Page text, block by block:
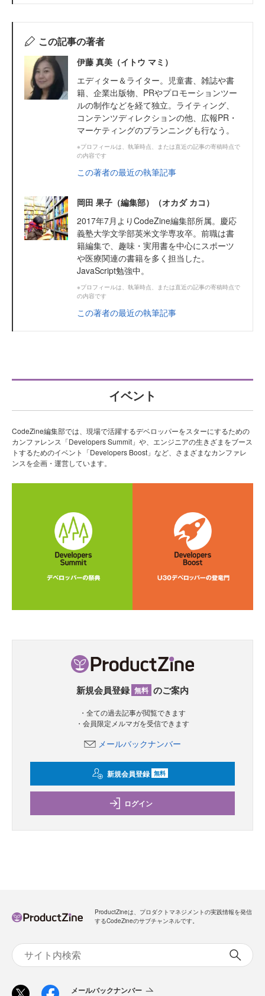
この記事の著者
伊藤 真美（イトウ マミ）
エディター＆ライター。児童書、雑誌や書
籍、企業出版物、PRやプロモーションツー
ルの制作などを経て独立。ライティング、
コンテンツディレクションの他、広報PR・
マーケティングのプランニングも行なう。
※プロフィールは、執筆時点、または直近の記事の寄稿時点で
の内容です
この著者の最近の執筆記事
岡田 果子（編集部）（オカダ カコ）
2017年7月よりCodeZine編集部所属。慶応
義塾大学文学部英米文学専攻卒。前職は書
籍編集で、趣味・実用書を中心にスポーツ
や医療関連の書籍を多く担当した。
JavaScript勉強中。
※プロフィールは、執筆時点、または直近の記事の寄稿時点で
の内容です
この著者の最近の執筆記事
イベント
CodeZine編集部では、現場で活躍するデベロッパーをスターにするための
カンファレンス「Developers Summit」や、エンジニアの生きざまをブース
トするためのイベント「Developers Boost」など、さまざまなカンファレ
ンスを企画・運営しています。
新規会員登録 無料 のご案内
・全ての過去記事が閲覧できます
・会員限定メルマガを受信できます
メールバックナンバー
新規会員登録 無料
ログイン
ProductZineは、プロダクトマネジメントの実践情報を発信
するCodeZineのサブチャンネルです。
メールバックナンバー